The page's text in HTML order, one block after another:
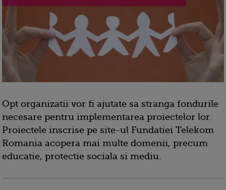
Opt organizatii vor fi ajutate sa stranga fondurile
necesare pentru implementarea proiectelor lor.
Proiectele inscrise pe site-ul Fundatiei Telekom
Romania acopera mai multe domenii, precum
educatie, protectie sociala si mediu.